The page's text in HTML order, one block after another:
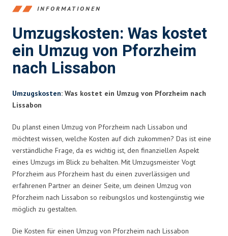
INFORMATIONEN
Umzugskosten: Was kostet
ein Umzug von Pforzheim
nach Lissabon
Umzugskosten: Was kostet ein Umzug von Pforzheim nach
Lissabon
Du planst einen Umzug von Pforzheim nach Lissabon und
möchtest wissen, welche Kosten auf dich zukommen? Das ist eine
verständliche Frage, da es wichtig ist, den finanziellen Aspekt
eines Umzugs im Blick zu behalten. Mit Umzugsmeister Vogt
Pforzheim aus Pforzheim hast du einen zuverlässigen und
erfahrenen Partner an deiner Seite, um deinen Umzug von
Pforzheim nach Lissabon so reibungslos und kostengünstig wie
möglich zu gestalten.
Die Kosten für einen Umzug von Pforzheim nach Lissabon